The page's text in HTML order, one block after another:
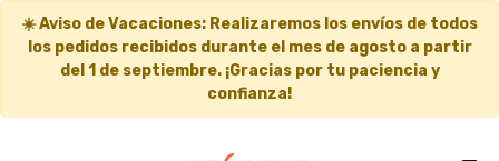
☀️Aviso de Vacaciones: Realizaremos los envíos de todos
los pedidos recibidos durante el mes de agosto a partir
del 1 de septiembre. ¡Gracias por tu paciencia y
confianza!